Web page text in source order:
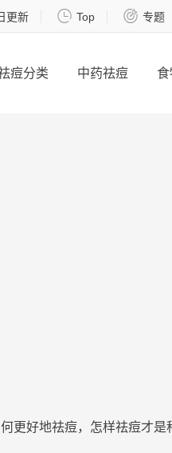
更新  Top  专题
痘分类 中药祛痘 食
更好地祛痘，怎样祛痘才